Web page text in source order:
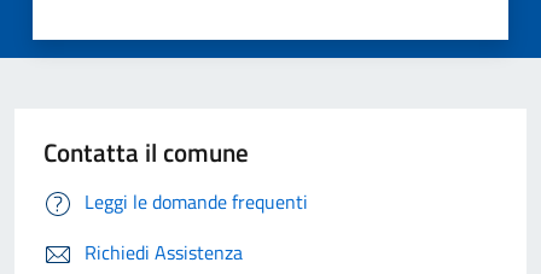
Contatta il comune
Leggi le domande frequenti
Richiedi Assistenza